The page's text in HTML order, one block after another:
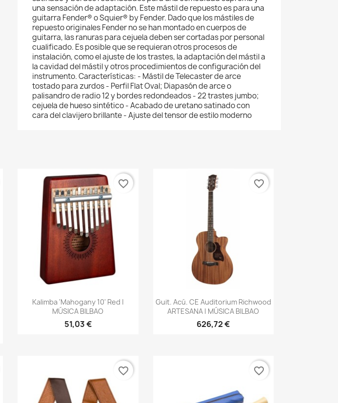
una sensación de adaptación. Este mástil de repuesto es para una
guitarra Fender® o Squier® by Fender. Dado que los mástiles de
repuesto originales Fender no se han montado en cuerpos de
guitarra, las ranuras para cejuela deben ser cortadas por personal
cualificado. Es posible que se requieran otros procesos de
instalación, como el ajuste de los trastes, la adaptación del mástil a
la cavidad del mástil y otros procedimientos de configuración del
instrumento. Características: - Mástil de Telecaster de arce
tostado para zurdos - Perfil Flat Oval; Diapasón de arce o
palisandro de radio 12 y bordes redondeados - 22 trastes jumbo;
cejuela de hueso sintético - Acabado de uretano satinado con
cara del clavijero brillante - Ajuste del tensor de estilo moderno
Vista rápida
Kalimba 'Mahogany 10' Red |
MÚSICA BILBAO
51,03 €
favorite_border
Vista rápida
Guit. Acú. CE Auditorium Richwood
ARTESANA | MÚSICA BILBAO
626,72 €
favorite_border
favorite_border favorite_border